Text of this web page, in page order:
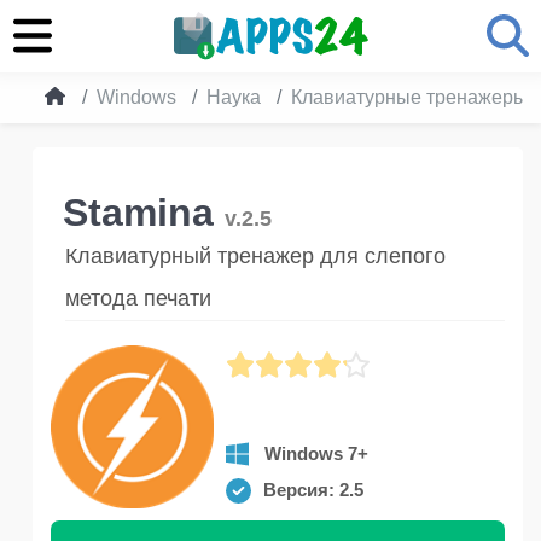
Windows Наука Клавиатурные тренажеры
Stamina v.2.5
Клавиатурный тренажер для слепого
метода печати
Windows 7+
Версия: 2.5